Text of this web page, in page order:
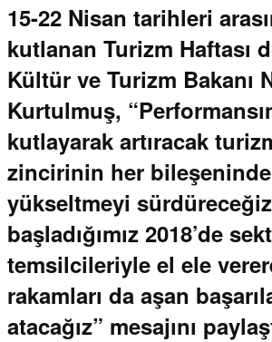
15-22 Nisan tarihleri
kutlanan Turizm Haftası
Kültür ve Turizm Bakanı
Kurtulmuş,
kutlayarak artıracak
zincirinin her
yükseltmeyi
başladığımız 2018’de
temsilcileriyle el ele
rakamları da aşan
atacağız” mesajını